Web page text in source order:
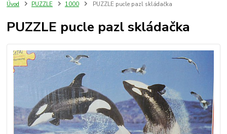
Úvod PUZZLE 1000 PUZZLE pucle pazl skládačka
PUZZLE pucle pazl skládačka